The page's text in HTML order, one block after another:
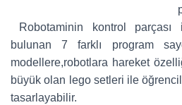
Robotaminin kontrol
bulunan 7 farklı program
modellere,robotlara hareket
büyük olan lego setleri ile
tasarlayabilir.